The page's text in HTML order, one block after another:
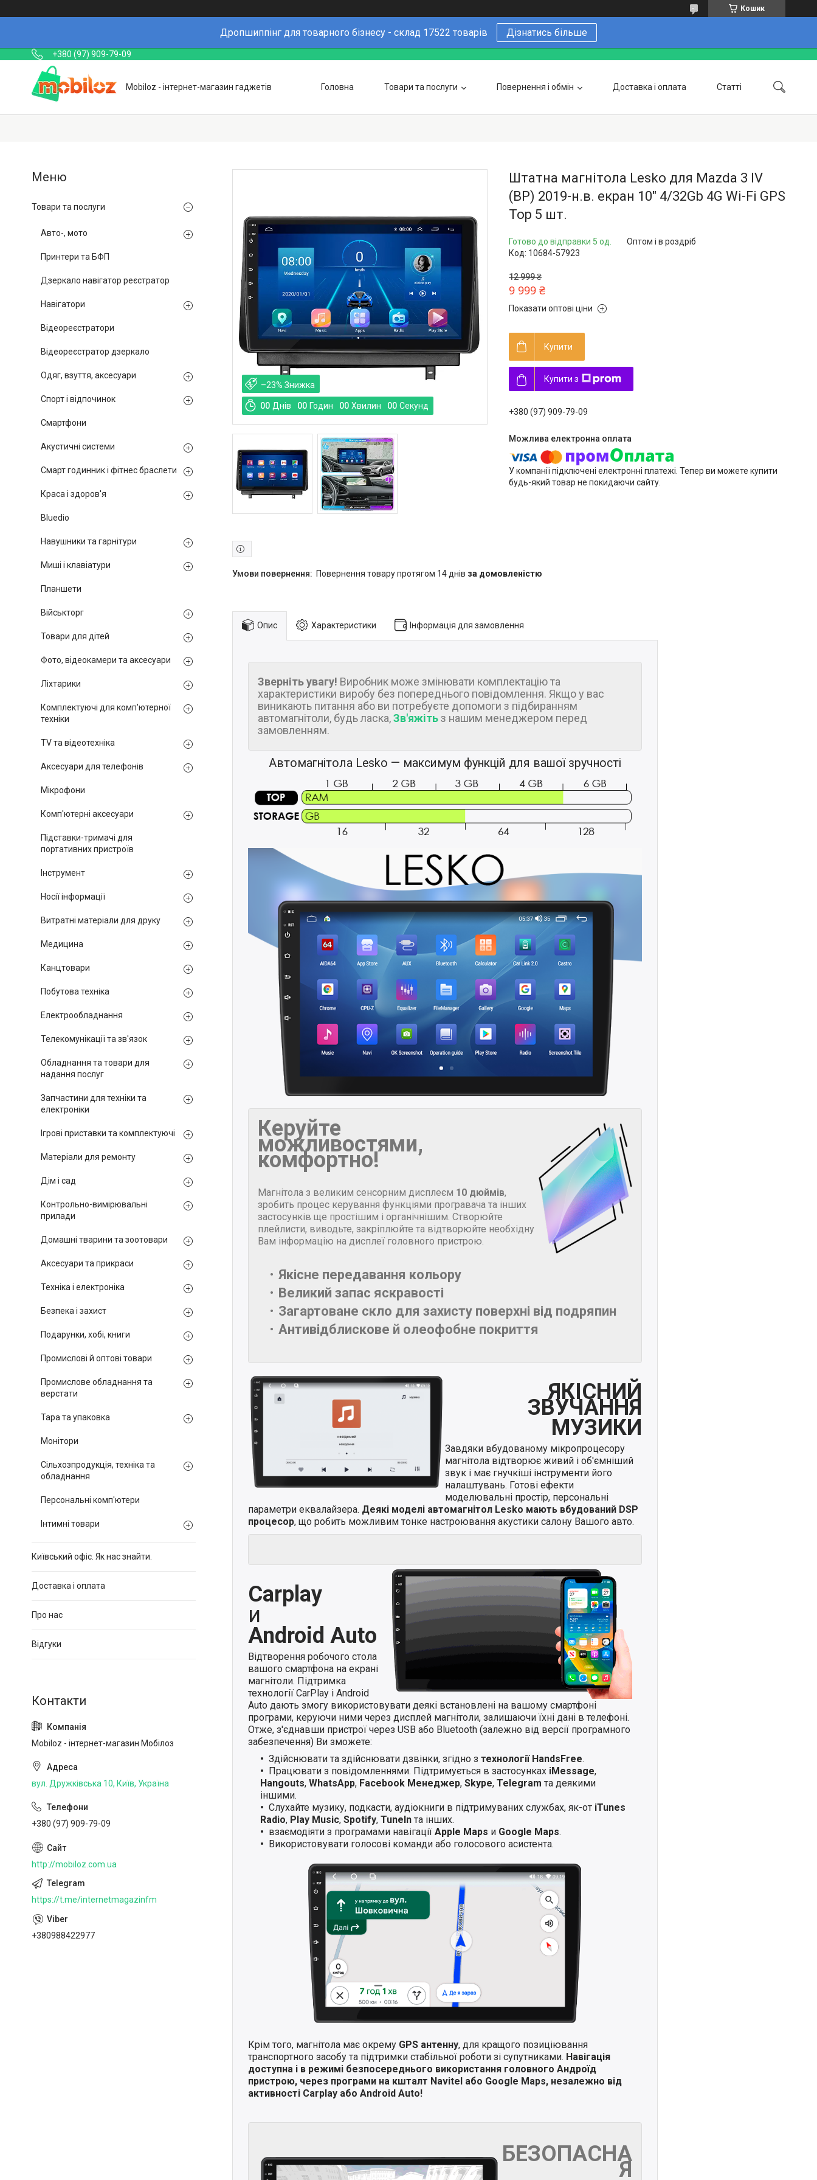
Кошик
Дропшиппінг для товарного бізнесу - склад 17522 товарів Дізнатись більше
+380 (97) 909-79-09
Mobiloz - інтернет-магазин гаджетів Головна Товари та послуги Повернення і обмін Доставка і оплата Статті
Оптовим покупцям Напишіть нам в Telegram Фотогалерея
–23%
00 Днів 00 Годин 00 Хвилин 00 Секунд
Штатна магнітола Lesko для Mazda 3 IV
(BP) 2019-н.в. екран 10" 4/32Gb 4G Wi-Fi GPS
Top 5 шт.
Готово до відправки 5 од.
Оптом і в роздріб
Код: 10684-57923
12 999 ₴
9 999 ₴
Показати оптові ціни
Купити
Купити з
+380 (97) 909-79-09
У компанії підключені електронні платежі. Тепер ви можете купити
будь-який товар не покидаючи сайту.
повернення товару протягом 14 днів за домовленістю
Опис Характеристики Інформація для замовлення
Зверніть увагу! Виробник може змінювати комплектацію та
характеристики виробу без попереднього повідомлення. Якщо у вас
виникають питання або ви потребуєте допомоги з підбиранням
автомагнітоли, будь ласка,Зв'яжітьз нашим менеджером перед
замовленням.
Автомагнітола Lesko — максимум функцій для вашої зручності
Керуйте
можливостями,
комфортно!
Магнітола з великим сенсорним дисплеєм 10 дюймів,
зробить процес керування функціями програвача та інших
застосунків ще простішим і органічнішим. Створюйте
плейлисти, виводьте, закріплюйте та відтворюйте необхідну
Вам інформацію на дисплеї головного пристрою.
Якісне передавання кольору
Великий запас яскравості
Загартоване скло для захисту поверхні від подряпин
Антивідблискове й олеофобне покриття
ЯКІСНИЙ
ЗВУЧАННЯ
МУЗИКИ
Завдяки вбудованому мікропроцесору
магнітола відтворює живий і об'ємніший
звук і має гнучкіші інструменти його
налаштувань. Готові ефекти
моделювальні простір, персональні
параметри еквалайзера. Деякі моделі автомагнітол Lesko мають вбудований DSP
процесор, що робить можливим тонке настроювання акустики салону Вашого авто.
Carplay
и
Android Auto
Відтворення робочого стола
вашого смартфона на екрані
магнітоли. Підтримка
технології CarPlay і Android
Auto дають змогу використовувати деякі встановлені на вашому смартфоні
програми, керуючи ними через дисплей магнітоли, залишаючи їхні дані в телефоні.
Отже, з'єднавши пристрої через USB або Bluetooth (залежно від версії програмного
забезпечення) Ви зможете:
Здійснювати та здійснювати дзвінки, згідно з технології HandsFree.
Працювати з повідомленнями. Підтримується в застосунках iMessage,
Hangouts, WhatsApp, Facebook Менеджер, Skype, Telegram та деякими
іншими.
Слухайте музику, подкасти, аудіокниги в підтримуваних службах, як-от iTunes
Radio, Play Music, Spotify, TuneIn та інших.
взаємодіяти з програмами навігації Apple Maps и Google Maps.
Використовувати голосові команди або голосового асистента.
Крім того, магнітола має окрему GPS антенну, для кращого позиціювання
транспортного засобу та підтримки стабільної роботи зі супутниками. Навігація
доступна і в режимі безпосереднього використання головного Андроїд
пристрою, через програми на кшталт Navitel або Google Maps, незалежно від
активності Carplay або Android Auto!
БЕЗОПАСНА
Я
Товари та послуги
Авто-, мото
Принтери та БФП
Дзеркало навігатор реєстратор
Навігатори
Відеореєстратори
Відеореєстратор дзеркало
Одяг, взуття, аксесуари
Спорт і відпочинок
Смартфони
Акустичні системи
Смарт годинник і фітнес браслети
Краса і здоров'я
Bluedio
Навушники та гарнітури
Миші і клавіатури
Планшети
Військторг
Товари для дітей
Фото, відеокамери та аксесуари
Ліхтарики
Комплектуючі для комп'ютерної
техніки
TV та відеотехніка
Аксесуари для телефонів
Мікрофони
Комп'ютерні аксесуари
Підставки-тримачі для
портативних пристроїв
Інструмент
Носії інформації
Витратні матеріали для друку
Медицина
Канцтовари
Побутова техніка
Електрообладнання
Телекомунікації та зв'язок
Обладнання та товари для
надання послуг
Запчастини для техніки та
електроніки
Ігрові приставки та комплектуючі
Матеріали для ремонту
Дім і сад
Контрольно-вимірювальні
прилади
Домашні тварини та зоотовари
Аксесуари та прикраси
Техніка і електроніка
Безпека і захист
Подарунки, хобі, книги
Промислові й оптові товари
Промислове обладнання та
верстати
Тара та упаковка
Монітори
Сільхозпродукція, техніка та
обладнання
Персональні комп'ютери
Інтимні товари
Київський офіс. Як нас знайти.
Доставка і оплата
Про нас
Відгуки
Mobiloz - інтернет-магазин Мобілоз
вул. Дружківська 10, Київ, Україна
+380 (97) 909-79-09
http://mobiloz.com.ua
https://t.me/internetmagazinfm
+380988422977